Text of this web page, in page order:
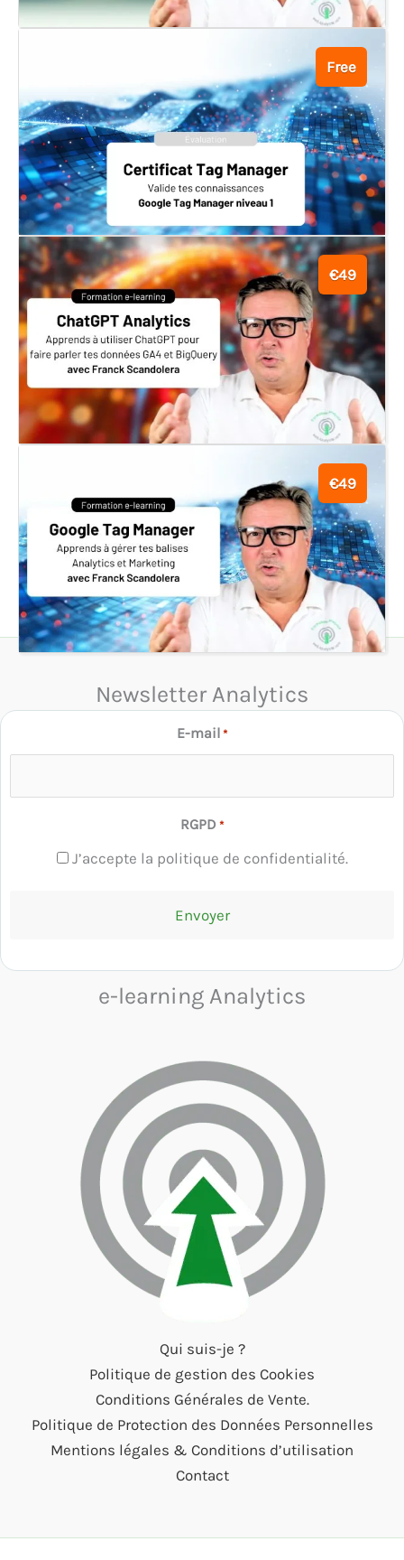
Free
€49
€49
Newsletter Analytics
E-mail *
RGPD *
J’accepte la politique de confidentialité.
e-learning Analytics
Qui suis-je ?
Politique de gestion des Cookies
Conditions Générales de Vente.
Politique de Protection des Données Personnelles
Mentions légales & Conditions d’utilisation
Contact